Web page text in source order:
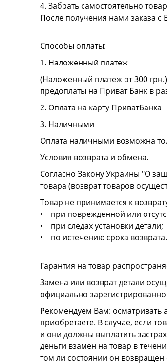
4. Забрать самостоятельно
После получения нами заказа
Способы оплаты:
1. Наложенный платеж
(Наложенный платеж от 300
предоплаты на Приват Банк в
2. Оплата на карту ПриватБанка
3. Наличными
Оплата наличными возможна
Условия возврата и обмена.
Согласно Закону Украины "О
товара (возврат товаров
Товар не принимается к
• при поврежденной или
• при следах установки детали;
• по истечению срока возврата.
Гарантия на товар
Замена или возврат детали
официально
Рекомендуем Вам: осматривать
приобретаете. В случае, если
и они должны выплатить
деньги взамен на товар в
том ли состоянии он